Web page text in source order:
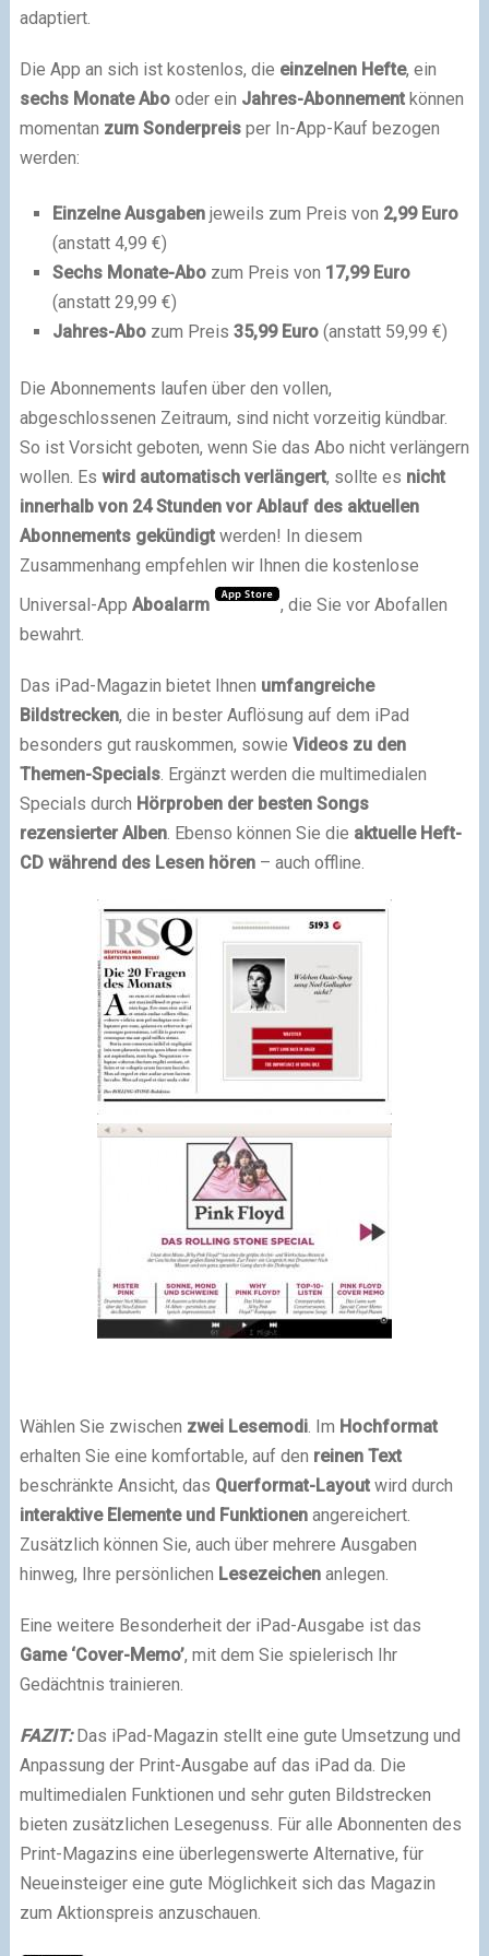
adaptiert.
Die App an sich ist kostenlos, die einzelnen Hefte, ein
sechs Monate Abooder ein Jahres-Abonnementkönnen
momentan zum Sonderpreisper In-App-Kauf bezogen
werden:
Einzelne Ausgabenjeweils zum Preis von 2,99 Euro
(anstatt 4,99 €)
Sechs Monate-Abozum Preis von 17,99 Euro
(anstatt 29,99 €)
Jahres-Abozum Preis 35,99 Euro(anstatt 59,99 €)
Die Abonnements laufen über den vollen,
abgeschlossenen Zeitraum, sind nicht vorzeitig kündbar.
So ist Vorsicht geboten, wenn Sie das Abo nicht verlängern
wollen. Es wird automatisch verlängert, sollte es nicht
innerhalb von 24 Stunden vor Ablauf des aktuellen
Abonnements gekündigtwerden! In diesem
Zusammenhang empfehlen wir Ihnen die kostenlose
Universal-App Aboalarm
, die Sie vor Abofallen
bewahrt.
Das iPad-Magazin bietet Ihnen umfangreiche
Bildstrecken, die in bester Auflösung auf dem iPad
besonders gut rauskommen, sowie Videos zu den
Themen-Specials. Ergänzt werden die multimedialen
Specials durch Hörproben der besten Songs
rezensierter Alben. Ebenso können Sie die aktuelle Heft-
CD während des Lesen hören– auch offline.
Wählen Sie zwischen zwei Lesemodi. Im Hochformat
erhalten Sie eine komfortable, auf den reinen Text
beschränkte Ansicht, das Querformat-Layoutwird durch
interaktive Elemente und Funktionenangereichert.
Zusätzlich können Sie, auch über mehrere Ausgaben
hinweg, Ihre persönlichen Lesezeichenanlegen.
Eine weitere Besonderheit der iPad-Ausgabe ist das
Game ‘Cover-Memo’, mit dem Sie spielerisch Ihr
Gedächtnis trainieren.
FAZIT:Das iPad-Magazin stellt eine gute Umsetzung und
Anpassung der Print-Ausgabe auf das iPad da. Die
multimedialen Funktionen und sehr guten Bildstrecken
bieten zusätzlichen Lesegenuss. Für alle Abonnenten des
Print-Magazins eine überlegenswerte Alternative, für
Neueinsteiger eine gute Möglichkeit sich das Magazin
zum Aktionspreis anzuschauen.